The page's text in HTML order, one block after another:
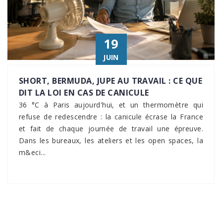
19
JUIN
SHORT, BERMUDA, JUPE AU TRAVAIL : CE QUE
DIT LA LOI EN CAS DE CANICULE
36 °C à Paris aujourd'hui, et un thermomètre qui
refuse de redescendre : la canicule écrase la France
et fait de chaque journée de travail une épreuve.
Dans les bureaux, les ateliers et les open spaces, la
m&eci...